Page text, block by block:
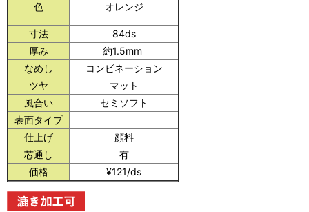
色 オレンジ
寸法
84ds
厚み
約1.5mm
なめし
コンビネーション
ツヤ
マット
風合い
セミソフト
表面タイプ
仕上げ
顔料
芯通し
有
価格
¥121/ds